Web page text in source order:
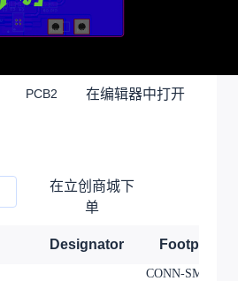
PCB2 在编辑器中打开
在立创商城下
单
Designator Footprint
CONN-SMD_4P-